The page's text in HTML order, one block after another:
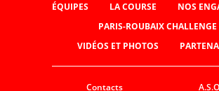
ÉQUIPES
LA COURSE
NOS
PARIS-ROUBAIX CHALLENGE
VIDÉOS ET PHOTOS
Contacts